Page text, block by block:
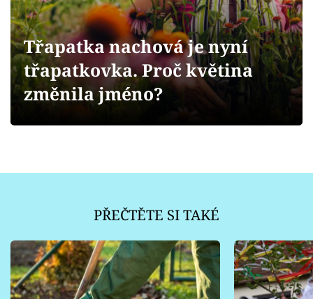
Přihlášení
Sledujte nás
Třapatka nachová je nyní
třapatkovka. Proč květina
změnila jméno?
PŘEČTĚTE SI TAKÉ